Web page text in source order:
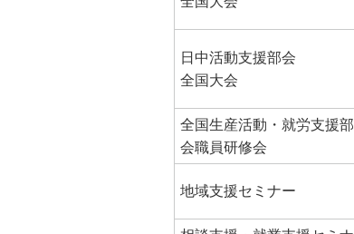
日中活動支援部会
全国大会
全国生産活動・就労支援部
会職員研修会
地域支援セミナー